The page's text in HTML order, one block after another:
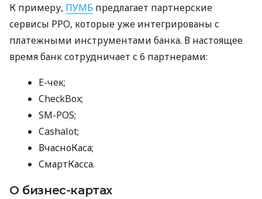
К примеру, ПУМБ предлагает партнерские
сервисы РРО, которые уже интегрированы с
платежными инструментами банка. В настоящее
время банк сотрудничает с 6 партнерами:
E-чек;
CheckBox;
SM-POS;
Cashalot;
ВчасноКаса;
СмартКасса.
О бизнес-картах